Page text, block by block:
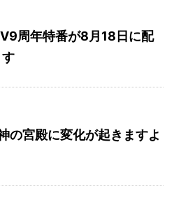
周年特番が8月18日に配
の宮殿に変化が起きますよ